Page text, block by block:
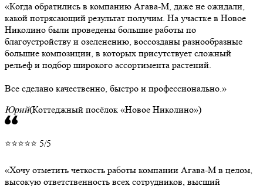
Когда обратились в компанию Агава-М, даже не ожидали,
какой потрясающий результат получим. На участке в Новое
Николино были проведены большие работы по
благоустройству и озеленению, воссозданы разнообразные
большие композиции, в которых присутствует сложный
рельеф и подбор широкого ассортимента растений.
Все сделано качественно, быстро и профессионально.
Юрий(Коттеджный посёлок «Новое Николино»)
⭐⭐⭐⭐⭐ 5/5
Хочу отметить четкость работы компании Агава-М в целом,
высокую ответственность всех сотрудников, высший